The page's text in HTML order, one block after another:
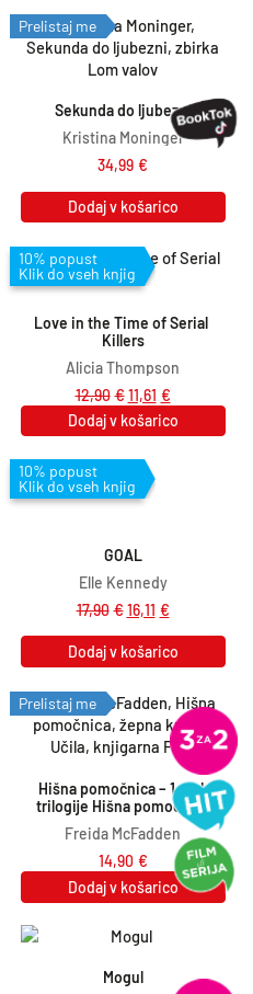
Prelistaj me
Sekunda do ljubezni
Kristina Moninger
34,99 €
Dodaj v košarico
10% popust
Klik do vseh knjig
Love in the Time of Serial
Killers
Alicia Thompson
12,90 € 11,61 €
Dodaj v košarico
10% popust
Klik do vseh knjig
GOAL
Elle Kennedy
17,90 € 16,11 €
Dodaj v košarico
Prelistaj me
Hišna pomočnica – 1. del
trilogije Hišna pomočnica
Freida McFadden
14,90 €
Dodaj v košarico
Mogul